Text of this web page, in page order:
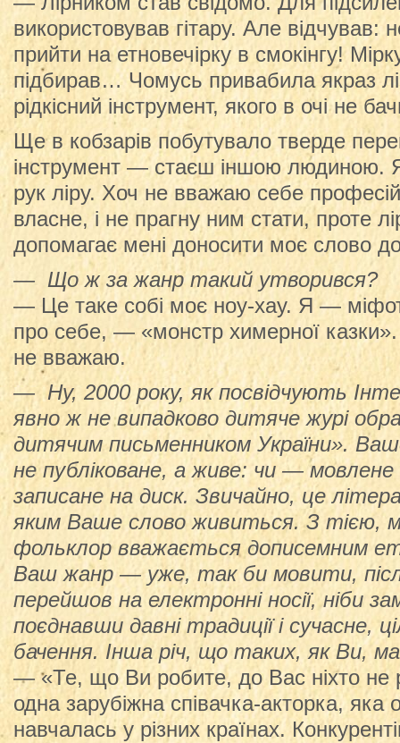
використовував гітару. Але
прийти на етновечірку в смокінгу!
підбирав… Чомусь привабила якраз
рідкісний інструмент, якого в очі не
Ще в кобзарів побутувало тверде
інструмент — стаєш іншою людиною.
рук ліру. Хоч не вважаю себе
власне, і не прагну ним стати, проте
допомагає мені доносити моє слово
— Що ж за жанр такий утворився?
— Це таке собі моє ноу-хау. Я —
про себе, — «монстр химерної
не вважаю.
— Ну, 2000 року, як посвідчують
явно ж не випадково дитяче журі
дитячим письменником України».
не публіковане, а живе: чи —
записане на диск. Звичайно, це
яким Ваше слово живиться. З тією,
фольклор вважається дописемним
Ваш жанр — уже, так би мовити,
перейшов на електронні носії, ніби
поєднавши давні традиції і сучасне,
бачення. Інша річ, що таких, як Ви,
— «Те, що Ви робите, до Вас ніхто не
одна зарубіжна співачка-акторка, яка
навчалась у різних країнах.